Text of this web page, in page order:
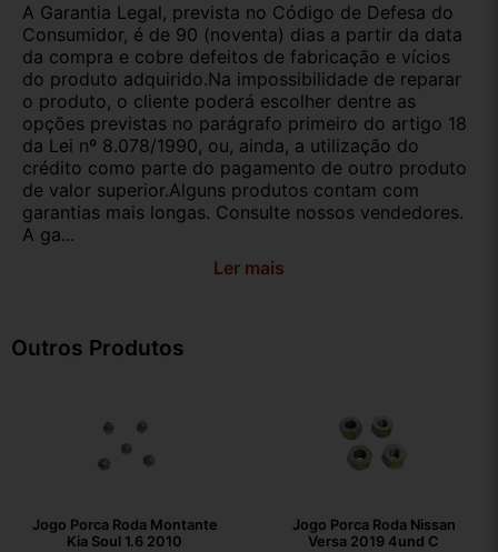
A Garantia Legal, prevista no Código de Defesa do
Consumidor, é de 90 (noventa) dias a partir da data
da compra e cobre defeitos de fabricação e vícios
do produto adquirido.Na impossibilidade de reparar
o produto, o cliente poderá escolher dentre as
opções previstas no parágrafo primeiro do artigo 18
da Lei nº 8.078/1990, ou, ainda, a utilização do
crédito como parte do pagamento de outro produto
de valor superior.Alguns produtos contam com
garantias mais longas. Consulte nossos vendedores.
A ga...
Ler mais
Outros Produtos
Jogo Porca Roda Montante
Kia Soul 1.6 2010
Jogo Porca Roda Nissan
Versa 2019 4und C